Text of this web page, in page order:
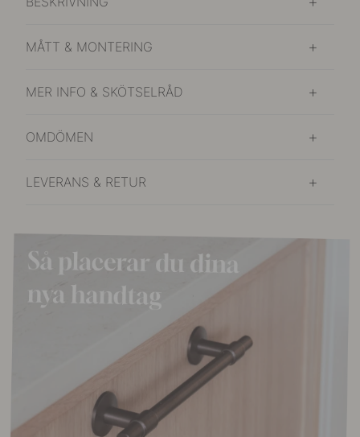
MÅTT & MONTERING
MER INFO & SKÖTSELRÅD
OMDÖMEN
LEVERANS & RETUR